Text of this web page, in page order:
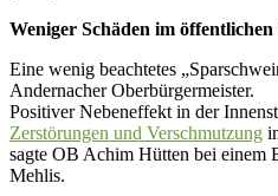
Weniger Schäden im
Eine wenig beachtetes
Andernacher Oberbürgermeister.
Positiver Nebeneffekt in der
Zerstörungen und Verschmutzung
sagte OB Achim Hütten bei einem
Mehlis.